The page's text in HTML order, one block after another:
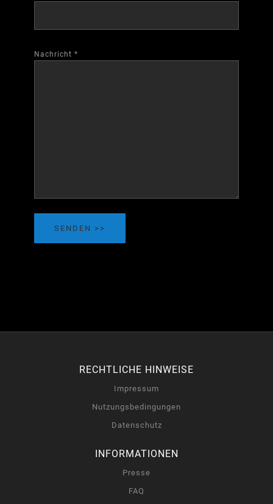
Nachricht *
SENDEN
RECHTLICHE HINWEISE
Impressum
Nutzungsbedingungen
Datenschutz
INFORMATIONEN
Presse
FAQ